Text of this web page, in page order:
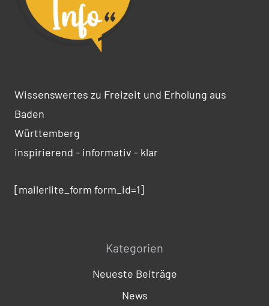
Wissenswertes zu Freizeit und Erholung aus
Baden
Württemberg
inspirierend - informativ - klar
[mailerlite_form form_id=1]
Kategorien
Neueste Beiträge
News